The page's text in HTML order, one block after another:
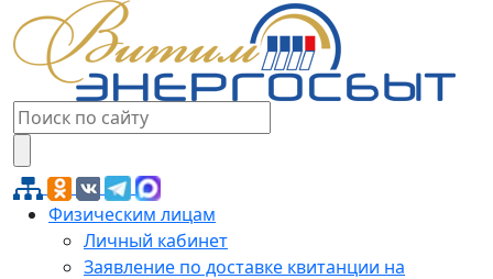
Физическим лицам
Личный кабинет
Заявление по доставке квитанции на